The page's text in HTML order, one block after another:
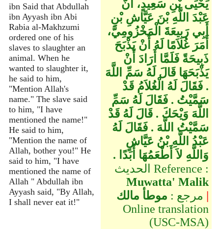
ibn Said that Abdullah
ibn Ayyash ibn Abi
Rabia al-Makhzumi
ordered one of his
slaves to slaughter an
animal. When he
wanted to slaughter it,
he said to him,
"Mention Allah's
name." The slave said
to him, "I have
mentioned the name!"
He said to him,
"Mention the name of
Allah, bother you!" He
said to him, "I have
mentioned the name of
Allah " Abdullah ibn
Ayyash said, "By Allah,
I shall never eat it!"
يَحْيَى بْنِ سَعِيدٍ، أَنَّ
عَبْدَ اللَّهِ بْنَ عَيَّاشِ بْنِ
أَبِي رَبِيعَةَ الْمَخْزُومِيَّ،
أَمَرَ غُلاَمًا لَهُ أَنْ يَذْبَحَ
ذَبِيحَةً فَلَمَّا أَرَادَ أَنْ
يَذْبَحَهَا قَالَ لَهُ سَمِّ اللَّهَ
‏.‏ فَقَالَ لَهُ الْغُلاَمُ قَدْ
سَمَّيْتُ ‏.‏ فَقَالَ لَهُ سَمِّ
اللَّهَ وَيْحَكَ ‏.‏ قَالَ لَهُ قَدْ
سَمَّيْتُ اللَّهَ ‏.‏ فَقَالَ لَهُ
عَبْدُ اللَّهِ بْنُ عَيَّاشٍ
وَاللَّهِ لاَ أَطْعَمُهَا أَبَدًا ‏.‏
الحديث Reference :
Muwatta' Malik
مرجع : موطأ مالك
|
Online translation
(USC-MSA)